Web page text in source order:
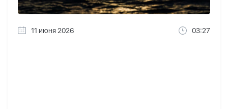
11 июня 2026 03:27